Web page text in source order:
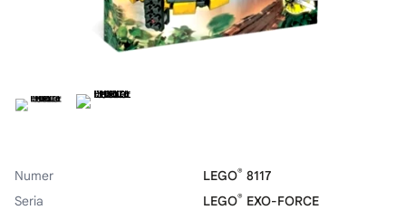
Numer LEGO® 8117
Seria
LEGO® EXO-FORCE